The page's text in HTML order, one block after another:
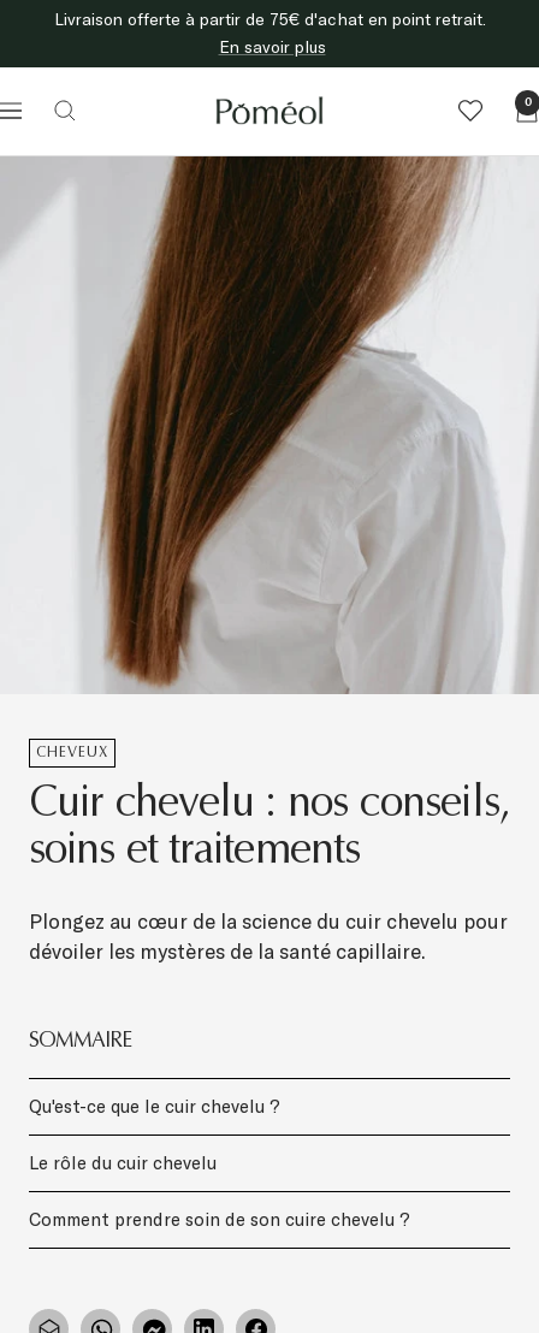
contenu
Livraison offerte à partir de 75€ d'achat en point retrait.
En savoir plus
Navigation
Poméol 0
CHEVEUX
Cuir chevelu : nos conseils,
soins et traitements
Plongez au cœur de la science du cuir chevelu pour
dévoiler les mystères de la santé capillaire.
SOMMAIRE
Qu'est-ce que le cuir chevelu ?
Le rôle du cuir chevelu
Comment prendre soin de son cuire chevelu ?